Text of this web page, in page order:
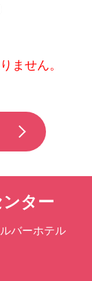
ません。
ター
バーホテル